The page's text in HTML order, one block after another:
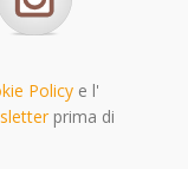
Policy e l'
prima di